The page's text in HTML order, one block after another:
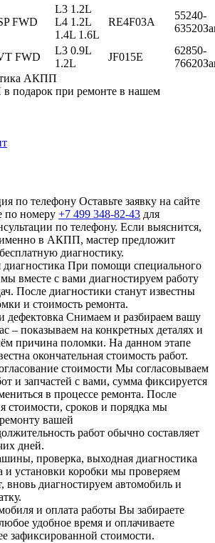
FWD
L3 1.2L
L4 1.2L
1.4L 1.6L
RE4F03A
55240-
63520
FWD
L3 0.9L
1.2L
JF015E
62850-
76620
АКПП
подарок при ремонте в нашем
по телефону Оставьте заявку на сайте
по номеру +7 499 348-82-43 для
по телефону. Если выяснится,
в АКПП, мастер предложит
диагностику.
диагностика При помощи специального
вместе с вами диагностируем работу
После диагностики станут известны
и стоимость ремонта.
дефектовка Снимаем и разбираем вашу
– показываем на конкретных деталях и
причина поломки. На данном этапе
окончательная стоимость работ.
стоимости Мы согласовываем
и запчастей с вами, сумма фиксируется
в процессе ремонта. После
стоимости, сроков и порядка мы
вашей
работ обычно составляет
дней.
проверка, выходная диагностика
и установки коробки мы проверяем
вновь диагностируем автомобиль и
и оплата работы Вы забираете
удобное время и оплачиваете
зафиксированной стоимости.